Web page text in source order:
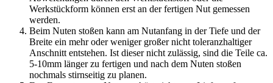
Werkstückform können erst an der fertigen Nut gemessen
werden.
Beim Nuten stoßen kann am Nutanfang in der Tiefe und der
Breite ein mehr oder weniger großer nicht toleranzhaltiger
Anschnitt entstehen. Ist dieser nicht zulässig, sind die Teile ca.
5-10mm länger zu fertigen und nach dem Nuten stoßen
nochmals stirnseitig zu planen.